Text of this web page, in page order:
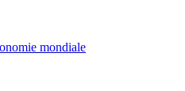
mondiale